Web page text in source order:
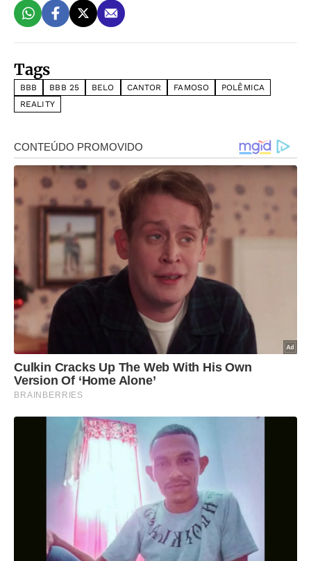
Tags
BBB BBB 25 BELO CANTOR FAMOSO
POLÊMICA
REALITY